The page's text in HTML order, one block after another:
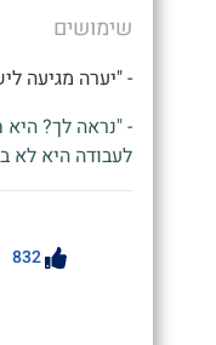
שימושים
- "יערה מגיעה
- "נראה לך?
לעבודה היא לא
832